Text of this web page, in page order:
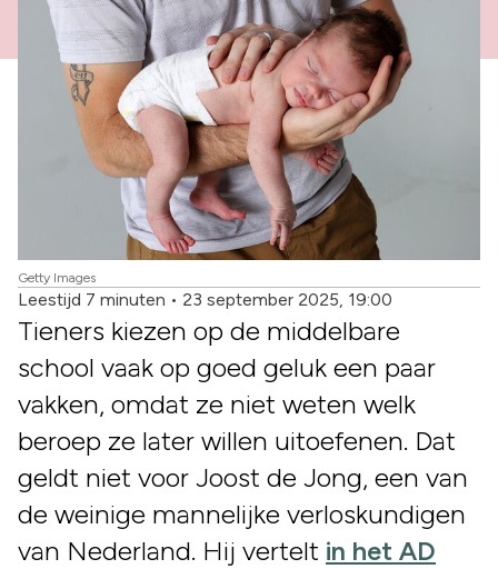
Getty Images
Leestijd 7 minuten • 23 september 2025, 19:00
Tieners kiezen op de middelbare
school vaak op goed geluk een paar
vakken, omdat ze niet weten welk
beroep ze later willen uitoefenen. Dat
geldt niet voor Joost de Jong, een van
de weinige mannelijke verloskundigen
van Nederland. Hij vertelt in het AD